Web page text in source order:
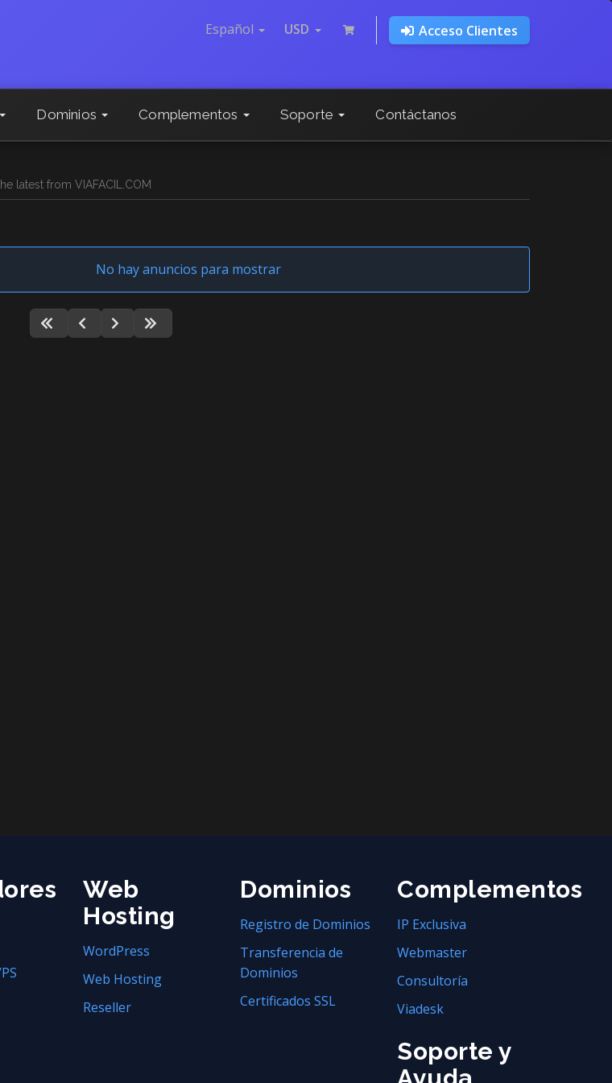
Español USD Acceso Clientes
Dominios Complementos Soporte Contáctanos
latest from VIAFACIL.COM
No hay anuncios para mostrar
Web
Hosting
WordPress
Web Hosting
Reseller
Dominios
Registro de Dominios
Transferencia de
Dominios
Certificados SSL
Complementos
IP Exclusiva
Webmaster
Consultoría
Viadesk
Soporte y
Ayuda